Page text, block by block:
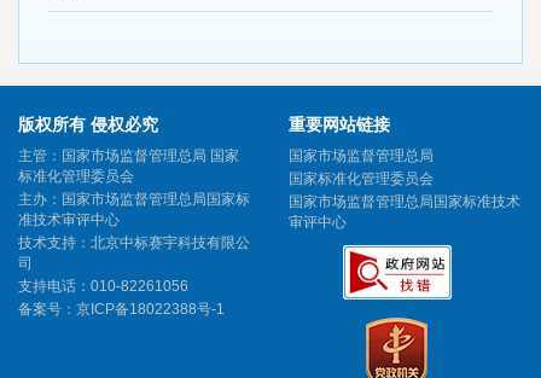
版权所有 侵权必究
主管：国家市场监督管理总局 国家
标准化管理委员会
主办：国家市场监督管理总局国家标
准技术审评中心
技术支持：北京中标赛宇科技有限公
司
支持电话：010-82261056
备案号： 京ICP备18022388号-1
重要网站链接
国家市场监督管理总局
国家标准化管理委员会
国家市场监督管理总局国家标准技术
审评中心